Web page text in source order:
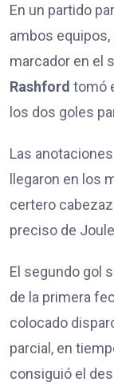
En un partido
ambos
marcador en el
Rashford tomó
los dos goles
Las
llegaron en los
certero
preciso de
El segundo gol
de la primera
colocado
parcial, en
consiguió el